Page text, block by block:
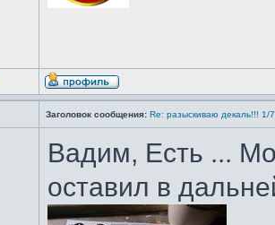
Заголовок сообщения: Re: разыскиваю декаль!!! 1/
Вадим, Есть ...
оставил в